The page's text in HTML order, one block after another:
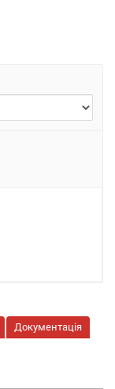
Документація